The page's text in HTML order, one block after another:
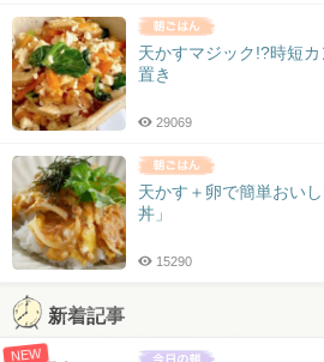
天かすマジック!?時短
置き
29069
天かす＋卵で簡単おい
丼」
15290
新着記事
NEW